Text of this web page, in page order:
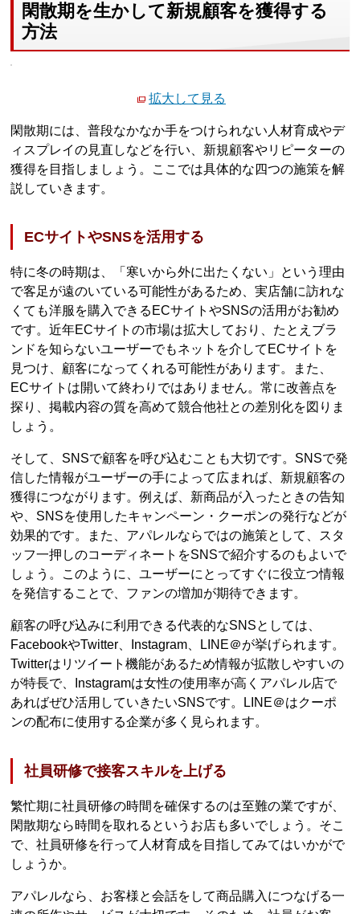
閑散期を生かして新規顧客を獲得する
方法
拡大して見る
閑散期には、普段なかなか手をつけられない人材育成やデ
ィスプレイの見直しなどを行い、新規顧客やリピーターの
獲得を目指しましょう。ここでは具体的な四つの施策を解
説していきます。
ECサイトやSNSを活用する
特に冬の時期は、「寒いから外に出たくない」という理由
で客足が遠のいている可能性があるため、実店舗に訪れな
くても洋服を購入できるECサイトやSNSの活用がお勧め
です。近年ECサイトの市場は拡大しており、たとえブラ
ンドを知らないユーザーでもネットを介してECサイトを
見つけ、顧客になってくれる可能性があります。また、
ECサイトは開いて終わりではありません。常に改善点を
探り、掲載内容の質を高めて競合他社との差別化を図りま
しょう。
そして、SNSで顧客を呼び込むことも大切です。SNSで発
信した情報がユーザーの手によって広まれば、新規顧客の
獲得につながります。例えば、新商品が入ったときの告知
や、SNSを使用したキャンペーン・クーポンの発行などが
効果的です。また、アパレルならではの施策として、スタ
ッフ一押しのコーディネートをSNSで紹介するのもよいで
しょう。このように、ユーザーにとってすぐに役立つ情報
を発信することで、ファンの増加が期待できます。
顧客の呼び込みに利用できる代表的なSNSとしては、
FacebookやTwitter、Instagram、LINE＠が挙げられます。
Twitterはリツイート機能があるため情報が拡散しやすいの
が特長で、Instagramは女性の使用率が高くアパレル店で
あればぜひ活用していきたいSNSです。LINE＠はクーポ
ンの配布に使用する企業が多く見られます。
社員研修で接客スキルを上げる
繁忙期に社員研修の時間を確保するのは至難の業ですが、
閑散期なら時間を取れるというお店も多いでしょう。そこ
で、社員研修を行って人材育成を目指してみてはいかがで
しょうか。
アパレルなら、お客様と会話をして商品購入につなげる一